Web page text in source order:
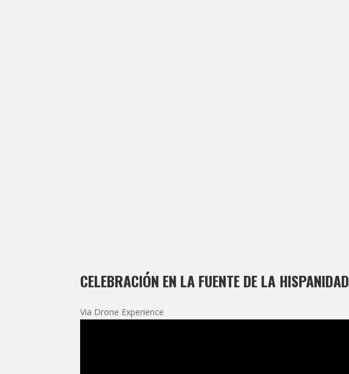
CELEBRACIÓN EN LA FUENTE DE LA HISPANIDAD
Via Drone Experience